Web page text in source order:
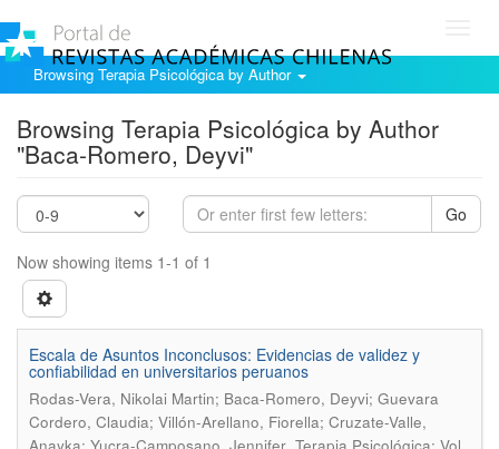
Browsing Terapia Psicológica by Author
Browsing Terapia Psicológica by Author
"Baca-Romero, Deyvi"
Go
Now showing items 1-1 of 1
Escala de Asuntos Inconclusos: Evidencias de validez y
confiabilidad en universitarios peruanos
Rodas-Vera, Nikolai Martin; Baca-Romero, Deyvi; Guevara
Cordero, Claudia; Villón-Arellano, Fiorella; Cruzate-Valle,
.